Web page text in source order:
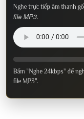
Nghe trực tiếp âm thanh
file MP3.
Bấm "Nghe 24kbps" để
file MP3".